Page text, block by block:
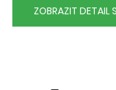
ZOBRAZIT DETAIL